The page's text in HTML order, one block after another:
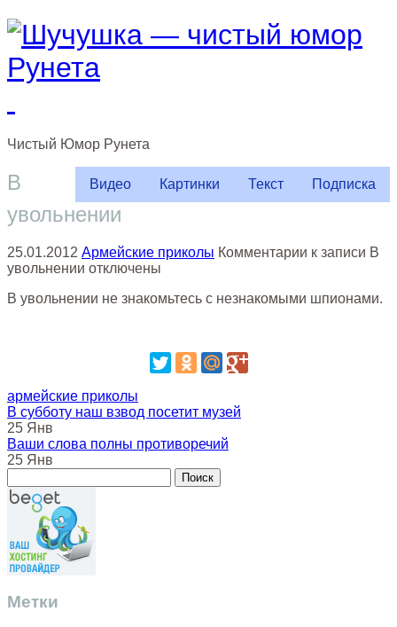
Чистый Юмор Рунета
Видео Картинки Текст Подписка
В
увольнении
25.01.2012 Армейские приколы Комментарии к записи В
увольнении отключены
В увольнении не знакомьтесь с незнакомыми шпионами.
армейские приколы
В субботу наш взвод посетит музей
25 Янв
Ваши слова полны противоречий
25 Янв
Метки